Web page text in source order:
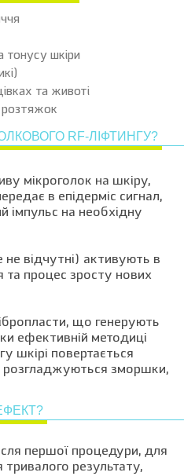
тонусу шкіри
та животі
розтяжок
RF-ЛІФТИНГУ?
мікроголок на шкіру,
в епідерміс сигнал,
імпульс на необхідну
відчутні) активують в
та процес зросту нових
що генерують
ефективній методиці
шкірі повертається
розгладжуються зморшки,
першої процедури, для
тривалого результату,